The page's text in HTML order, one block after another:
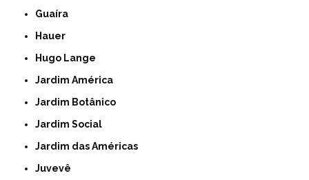
Guaíra
Hauer
Hugo Lange
Jardim América
Jardim Botânico
Jardim Social
Jardim das Américas
Juvevê